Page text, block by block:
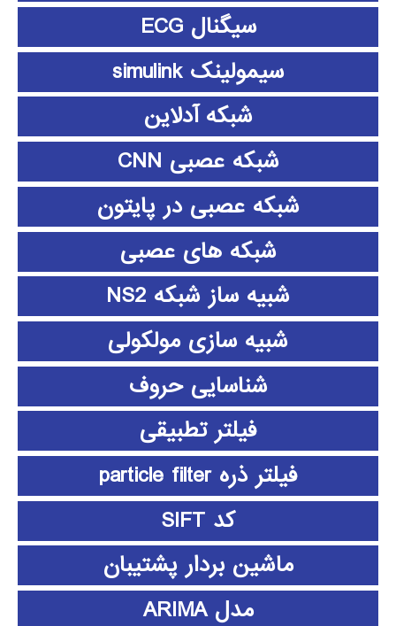
سیگنال ECG
سیمولینک simulink
شبکه آدلاین
شبکه عصبی CNN
شبکه عصبی در پایتون
شبکه های عصبی
شبیه ساز شبکه NS2
شبیه سازی مولکولی
شناسایی حروف
فیلتر تطبیقی
فیلتر ذره particle filter
کد SIFT
ماشین بردار پشتیبان
مدل ARIMA